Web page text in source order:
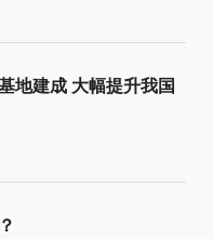
地建成 大幅提升我国